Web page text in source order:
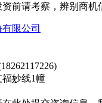
前请考察，辨别商机
限公司
妙线1幢